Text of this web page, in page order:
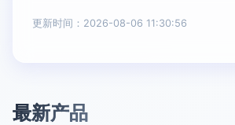
更新时间：2026-08-06 11:30:56
最新产品